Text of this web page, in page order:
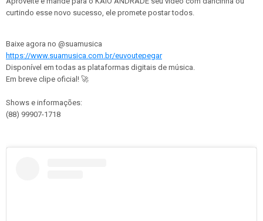
curtindo esse novo sucesso, ele promete postar todos.
Baixe agora no @suamusica
https://www.suamusica.com.br/euvoutepegar
Disponível em todas as plataformas digitais de música.
Em breve clipe oficial! 🚀
Shows e informações:
(88) 99907-1718